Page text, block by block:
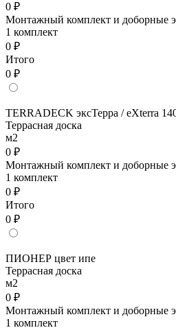
0 ₽
Монтажный комплект и доборные
1 комплект
0 ₽
Итого
0 ₽
TERRADECK эксТерра / eXterra
Террасная доска
м2
0 ₽
Монтажный комплект и доборные
1 комплект
0 ₽
Итого
0 ₽
ПИОНЕР цвет ипе
Террасная доска
м2
0 ₽
Монтажный комплект и доборные
1 комплект